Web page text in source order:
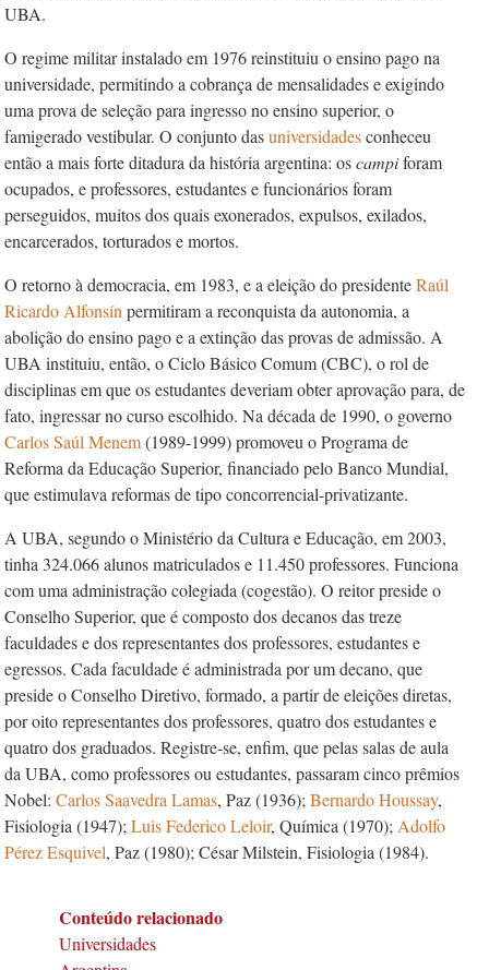
UBA.
O regime militar instalado em 1976 reinstituiu o ensino pago na
universidade, permitindo a cobrança de mensalidades e exigindo
uma prova de seleção para ingresso no ensino superior, o
famigerado vestibular. O conjunto dasuniversidadesconheceu
então a mais forte ditadura da história argentina: oscampiforam
ocupados, e professores, estudantes e funcionários foram
perseguidos, muitos dos quais exonerados, expulsos, exilados,
encarcerados, torturados e mortos.
O retorno à democracia, em 1983, e a eleição do presidenteRaúl
Ricardo Alfonsín permitiram a reconquista da autonomia, a
abolição do ensino pago e a extinção das provas de admissão. A
UBA instituiu, então, o Ciclo Básico Comum (CBC), o rol de
disciplinas em que os estudantes deveriam obter aprovação para, de
fato, ingressar no curso escolhido. Na década de 1990, o governo
Carlos Saúl Menem(1989-1999) promoveu o Programa de
Reforma da Educação Superior, financiado pelo Banco Mundial,
que estimulava reformas de tipo concorrencial-privatizante.
A UBA, segundo o Ministério da Cultura e Educação, em 2003,
tinha 324.066 alunos matriculados e 11.450 professores. Funciona
com uma administração colegiada (cogestão). O reitor preside o
Conselho Superior, que é composto dos decanos das treze
faculdades e dos representantes dos professores, estudantes e
egressos. Cada faculdade é administrada por um decano, que
preside o Conselho Diretivo, formado, a partir de eleições diretas,
por oito representantes dos professores, quatro dos estudantes e
quatro dos graduados. Registre-se, enfim, que pelas salas de aula
da UBA, como professores ou estudantes, passaram cinco prêmios
Nobel: Carlos Saavedra Lamas, Paz (1936); Bernardo Houssay,
Fisiologia (1947); Luis Federico Leloir, Química (1970); Adolfo
Pérez Esquivel, Paz (1980); César Milstein, Fisiologia (1984).
Conteúdo relacionado
Universidades